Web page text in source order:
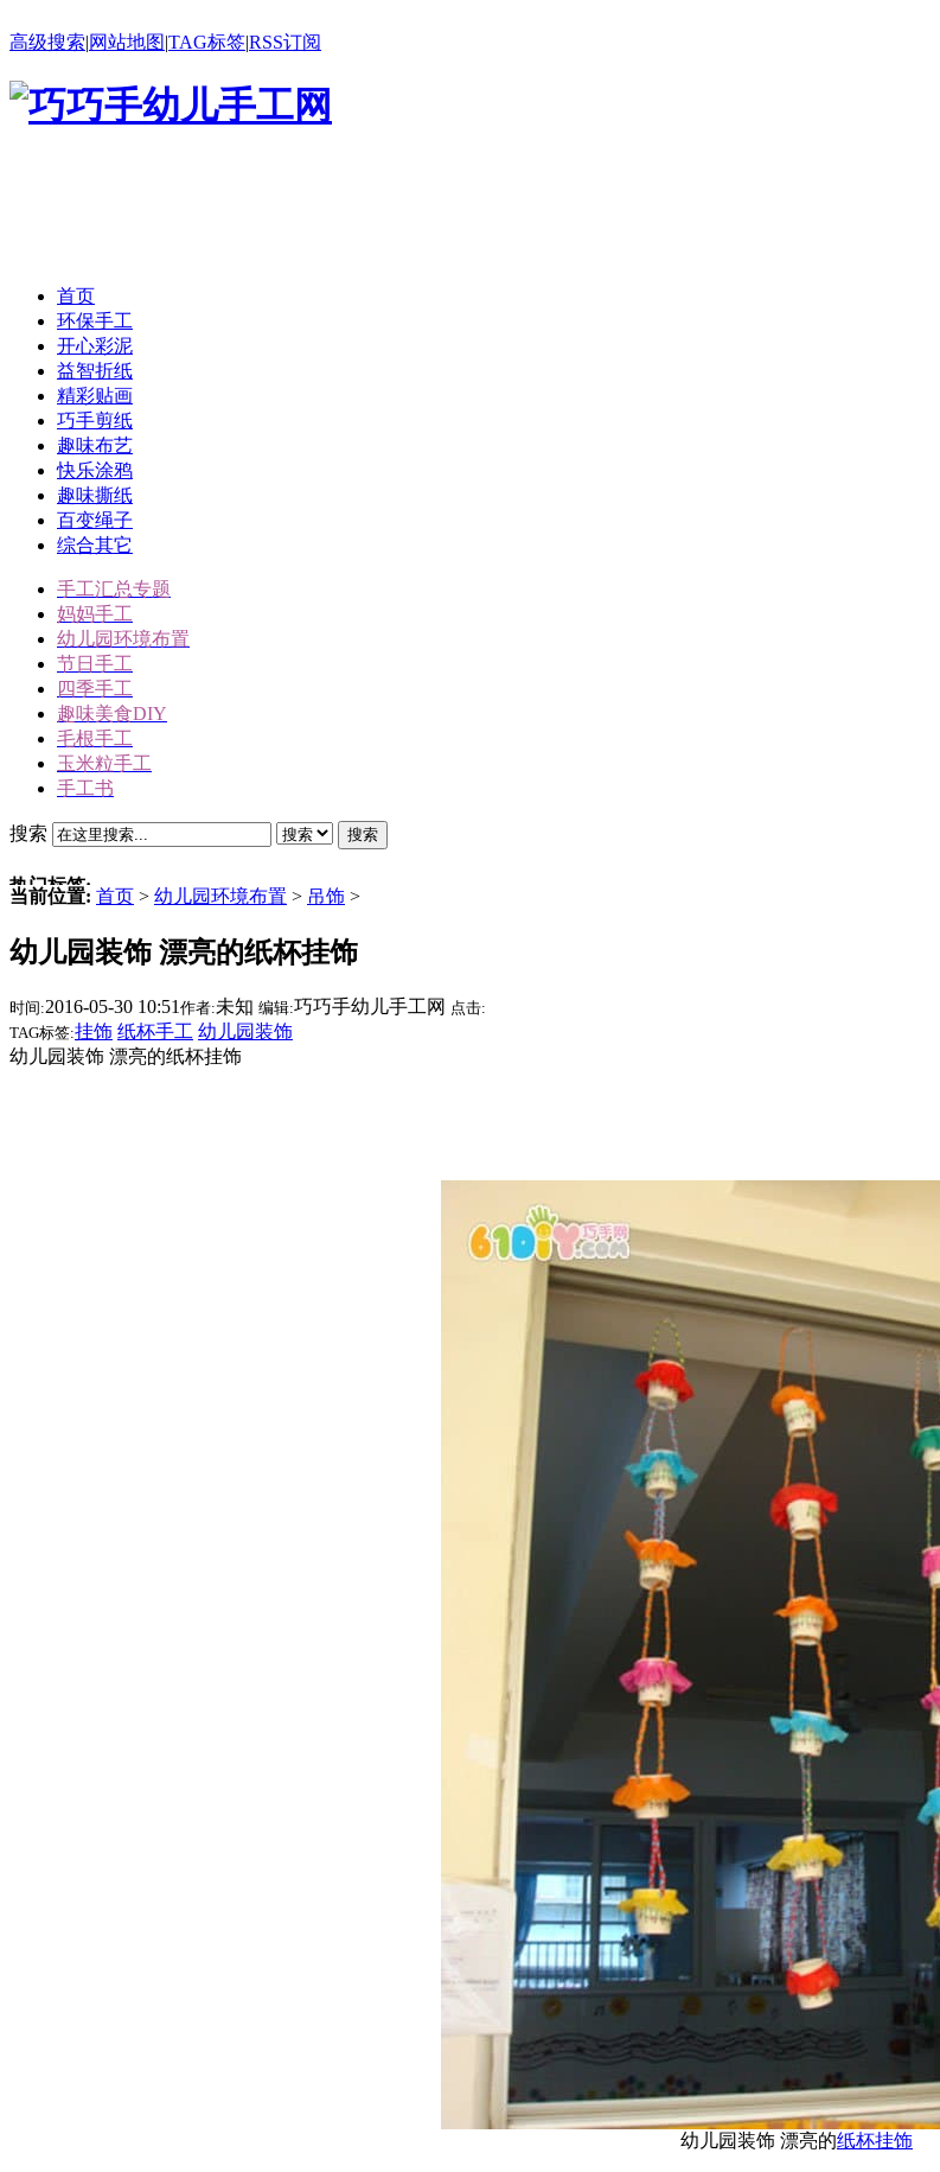
高级搜索|网站地图|TAG标签|RSS订阅
首页
环保手工
开心彩泥
益智折纸
精彩贴画
巧手剪纸
趣味布艺
快乐涂鸦
趣味撕纸
百变绳子
综合其它
手工汇总专题
妈妈手工
幼儿园环境布置
节日手工
四季手工
趣味美食DIY
毛根手工
玉米粒手工
手工书
搜索 搜索
热门标签:
三角插折纸
雪人
动物手工
圣诞节手工
驯鹿
当前位置: 首页 > 幼儿园环境布置 > 吊饰 >
幼儿园装饰 漂亮的纸杯挂饰
时间:2016-05-30 10:51 作者:未知 编辑:巧巧手幼儿手工网 点击:
TAG标签:挂饰 纸杯手工 幼儿园装饰
幼儿园装饰 漂亮的纸杯挂饰
幼儿园装饰 漂亮的纸杯挂饰